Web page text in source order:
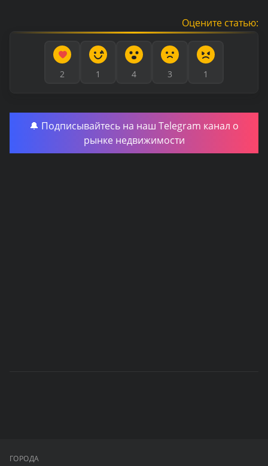
Оцените статью:
2 1 4 3 1
🔔 Подписывайтесь на наш Telegram канал о
рынке недвижимости
ГОРОДА